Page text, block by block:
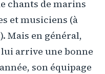
chants de marins
et musiciens (à
Mais en général,
arrive une bonne
son équipage